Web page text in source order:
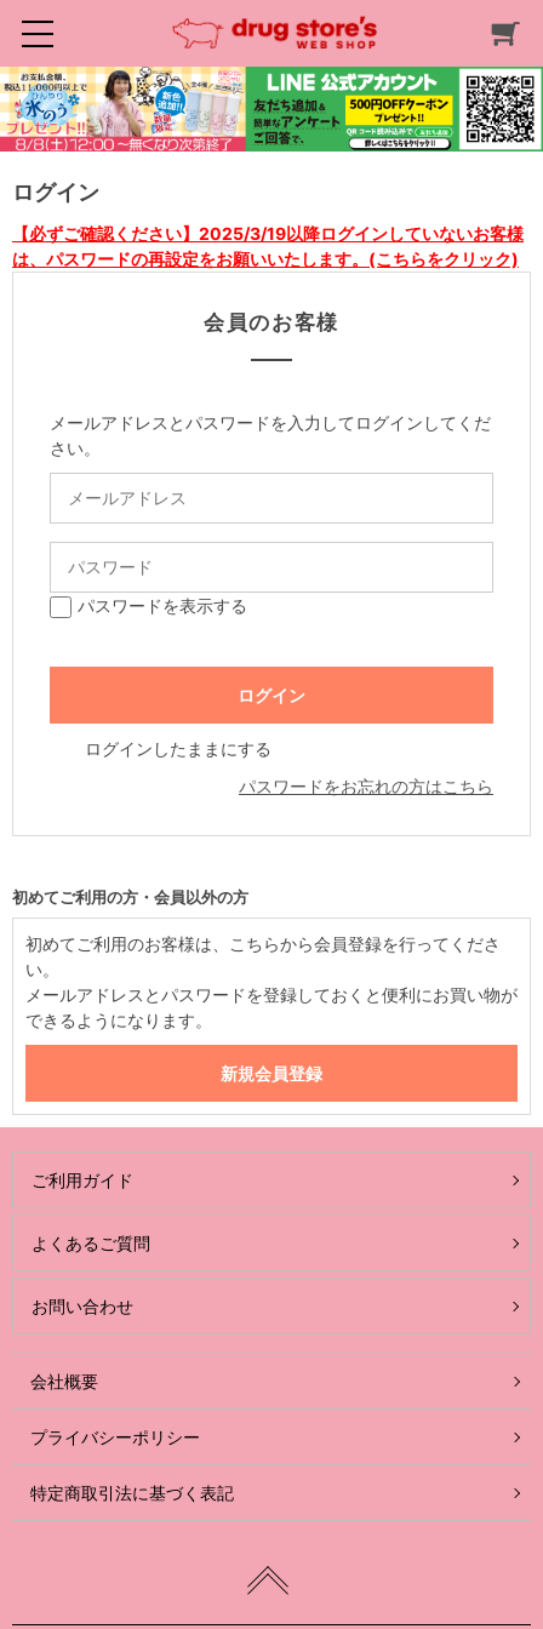
ログイン
【必ずご確認ください】2025/3/19以降ログインしていないお客様
は、パスワードの再設定をお願いいたします。(こちらをクリック)
会員のお客様
メールアドレスとパスワードを入力してログインしてくだ
さい。
パスワードを表示する
ログインしたままにする
パスワードをお忘れの方はこちら
初めてご利用の方・会員以外の方
初めてご利用のお客様は、こちらから会員登録を行ってくださ
い。
メールアドレスとパスワードを登録しておくと便利にお買い物が
できるようになります。
ご利用ガイド
よくあるご質問
お問い合わせ
会社概要
プライバシーポリシー
特定商取引法に基づく表記